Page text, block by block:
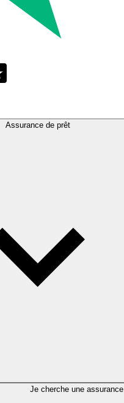
Assurance de prêt
Je cherche une assurance